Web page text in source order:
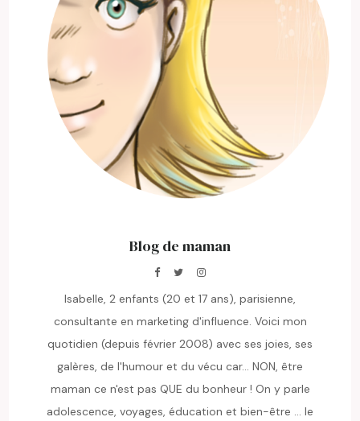
Blog de maman
Isabelle, 2 enfants (20 et 17 ans), parisienne,
consultante en marketing d'influence. Voici mon
quotidien (depuis février 2008) avec ses joies, ses
galères, de l'humour et du vécu car... NON, être
maman ce n'est pas QUE du bonheur ! On y parle
adolescence, voyages, éducation et bien-être ... le